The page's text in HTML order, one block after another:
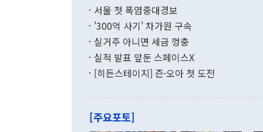
"우리의 선
관은 업무
기록했지만
로 전환됐다.
는 배당수입
서울 첫 폭염중대경보
'300억 사기' 차가원 구속
실거주 아니면 세금 껑충
실적 발표 앞둔 스페이스X
[히든스테이지] 즌·오아 첫 도전
[주요포토]